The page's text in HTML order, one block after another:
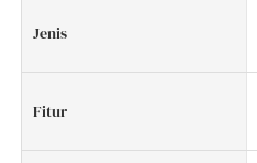
Jenis
Fitur